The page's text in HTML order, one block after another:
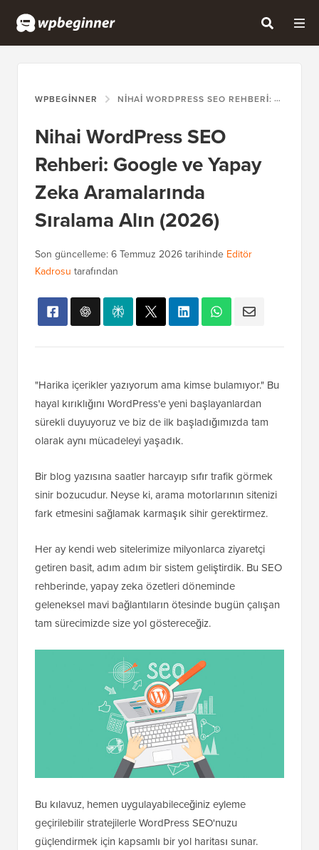
WPBEGINNER NIHAI WORDPRESS SEO REHBERI: GOOGLE VE YAPAY ZEKA ARAMALARINDA SIRALAMA ALIN (2026)
Nihai WordPress SEO
Rehberi: Google ve Yapay
Zeka Aramalarında
Sıralama Alın (2026)
Son güncelleme: 6 Temmuz 2026 tarihinde Editör
Kadrosu tarafından
"Harika içerikler yazıyorum ama kimse bulamıyor." Bu
hayal kırıklığını WordPress'e yeni başlayanlardan
sürekli duyuyoruz ve biz de ilk başladığımızda tam
olarak aynı mücadeleyi yaşadık.
Bir blog yazısına saatler harcayıp sıfır trafik görmek
sinir bozucudur. Neyse ki, arama motorlarının sitenizi
fark etmesini sağlamak karmaşık sihir gerektirmez.
Her ay kendi web sitelerimize milyonlarca ziyaretçi
getiren basit, adım adım bir sistem geliştirdik. Bu SEO
rehberinde, yapay zeka özetleri döneminde
geleneksel mavi bağlantıların ötesinde bugün çalışan
tam sürecimizde size yol göstereceğiz.
Bu kılavuz, hemen uygulayabileceğiniz eyleme
geçirilebilir stratejilerle WordPress SEO'nuzu
güçlendirmek için kapsamlı bir yol haritası sunar.